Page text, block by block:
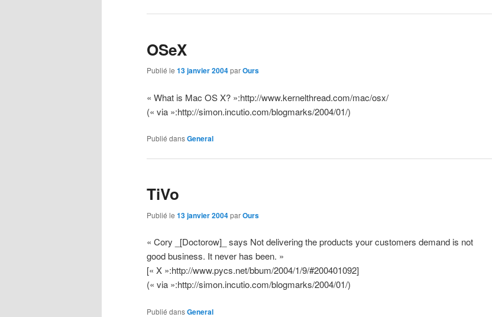
OSeX
Publié le 13 janvier 2004parOurs
« What is Mac OS X? »:http://www.kernelthread.com/mac/osx/
(« via »:http://simon.incutio.com/blogmarks/2004/01/)
Publié dansGeneral
TiVo
Publié le 13 janvier 2004parOurs
« Cory _[Doctorow]_ says Not delivering the products your customers demand is not
good business. It never has been. »
[« X »:http://www.pycs.net/bbum/2004/1/9/#200401092]
(« via »:http://simon.incutio.com/blogmarks/2004/01/)
Publié dansGeneral